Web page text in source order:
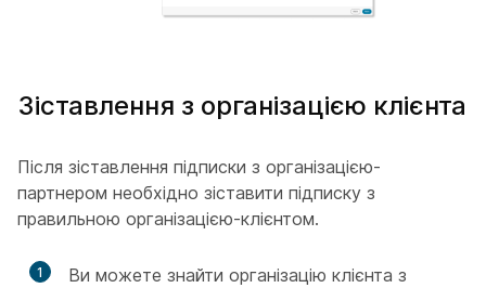
Зіставлення з організацією клієнта
Після зіставлення підписки з організацією-
партнером необхідно зіставити підписку з
правильною організацією-клієнтом.
1
Ви можете знайти організацію клієнта з